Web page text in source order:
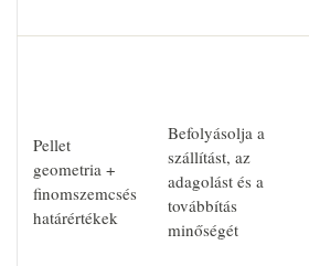
Pellet
geometria +
finomszemcsés
határértékek
Befolyásolja a
szállítást, az
adagolást és a
továbbítás
minőségét